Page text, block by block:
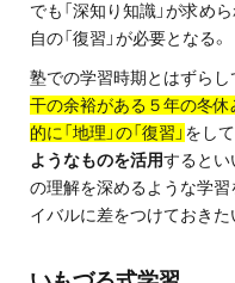
でも「深知り知識」が求め
自の「復習」が必要となる。
塾での学習時期とはずらし
干の余裕がある５年の冬
的に「地理」の「復習」 をして
ようなものを活用するとい
の理解を深めるような学習
イバルに差をつけておきた